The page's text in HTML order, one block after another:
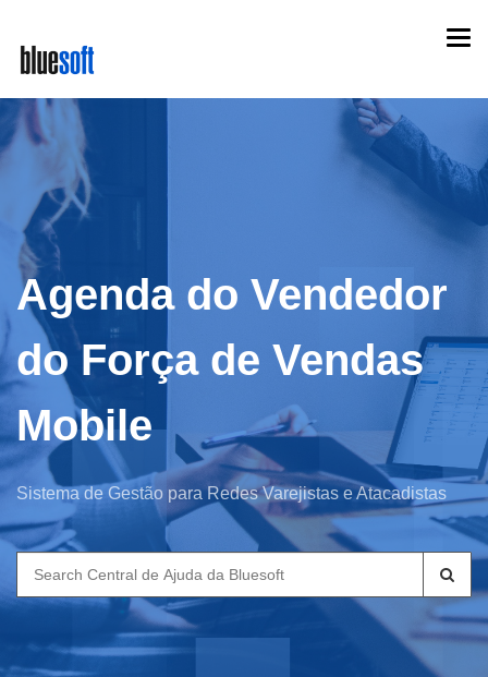
main
content
Agenda do Vendedor
do Força de Vendas
Mobile
Sistema de Gestão para Redes Varejistas e Atacadistas
Search
for: